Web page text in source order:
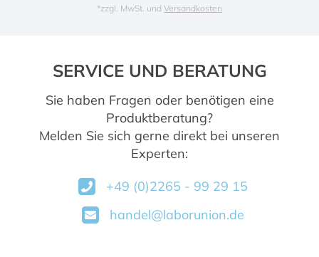
*zzgl. MwSt. und Versandkosten
SERVICE UND BERATUNG
Sie haben Fragen oder benötigen eine
Produktberatung?
Melden Sie sich gerne direkt bei unseren
Experten:
+49 (0)2265 - 99 29 15
handel@laborunion.de